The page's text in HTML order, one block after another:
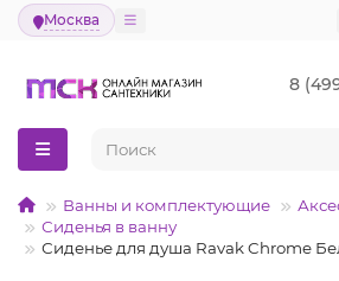
Москва
8
Ванны и комплектующие
Сиденья в ванну
Сиденье для душа Ravak Chrome